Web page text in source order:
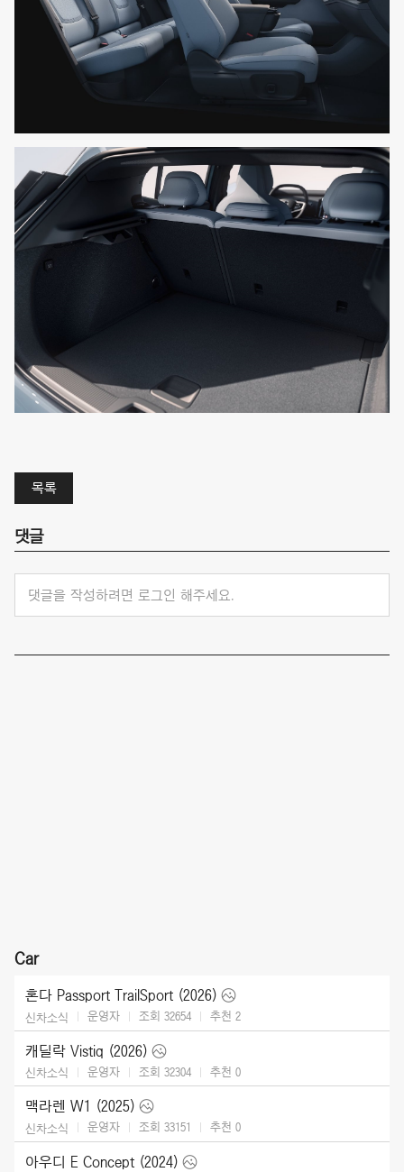
목록
댓글
댓글을 작성하려면 로그인 해주세요.
Car
혼다 Passport TrailSport (2026)
신차소식 운영자 조회 32654 추천 2
캐딜락 Vistiq (2026)
신차소식 운영자 조회 32304 추천 0
맥라렌 W1 (2025)
신차소식 운영자 조회 33151 추천 0
아우디 E Concept (2024)